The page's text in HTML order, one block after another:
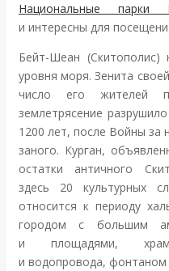
Национальные парки
и интересны для
Бейт-Шеан
уровня моря. Зенита
число его жителей
землетрясение
1200 лет, после Войны за
заного. Курган,
остатки античного
здесь 20 культурных
относится к периоду
городом с большим
и площадями,
и водопровода, фонтаном